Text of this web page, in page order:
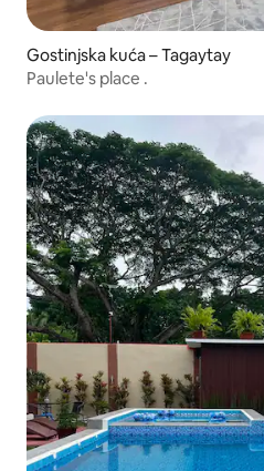
Gostinjska kuća – Tagaytay
Paulete's place .